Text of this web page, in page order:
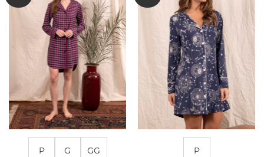
P G GG P